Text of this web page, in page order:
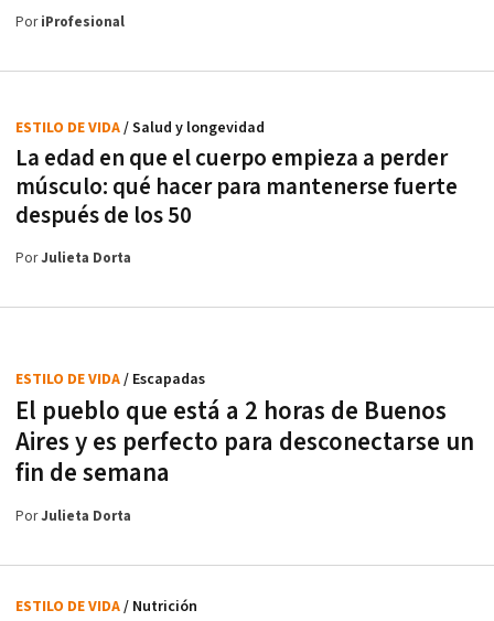
PoriProfesional
La edad en que el cuerpo empieza a perder
músculo: qué hacer para mantenerse fuerte
después de los 50
ESTILO DE VIDA/ Salud y longevidad
PorJulieta Dorta
El pueblo que está a 2 horas de Buenos
Aires y es perfecto para desconectarse un
fin de semana
ESTILO DE VIDA/ Escapadas
PorJulieta Dorta
ESTILO DE VIDA/ Nutrición